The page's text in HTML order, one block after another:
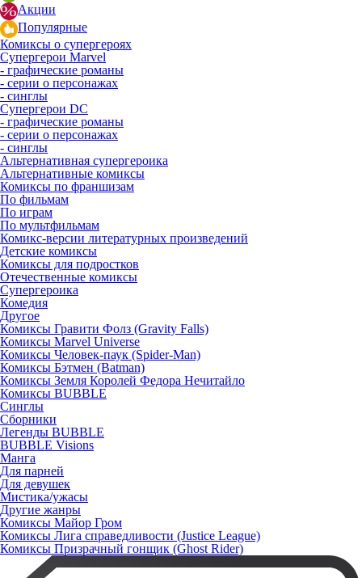
Акции
Популярные
Комиксы о супергероях
Супергерои Marvel
- графические романы
- серии о персонажах
- синглы
Супергерои DC
- графические романы
- серии о персонажах
- синглы
Альтернативная супергероика
Альтернативные комиксы
Комиксы по франшизам
По фильмам
По играм
По мультфильмам
Комикс-версии литературных произведений
Детские комиксы
Комиксы для подростков
Отечественные комиксы
Супергероика
Комедия
Другое
Комиксы Гравити Фолз (Gravity Falls)
Комиксы Marvel Universe
Комиксы Человек-паук (Spider-Man)
Комиксы Бэтмен (Batman)
Комиксы Земля Королей Федора Нечитайло
Комиксы BUBBLE
Синглы
Сборники
Легенды BUBBLE
BUBBLE Visions
Манга
Для парней
Для девушек
Мистика/ужасы
Другие жанры
Комиксы Майор Гром
Комиксы Лига справедливости (Justice League)
Комиксы Призрачный гонщик (Ghost Rider)